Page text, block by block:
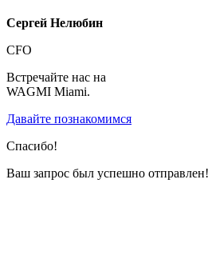
Сергей Нелюбин
CFO
Встречайте нас на
WAGMI Miami.
Давайте познакомимся
Спасибо!
Ваш запрос был успешно отправлен!